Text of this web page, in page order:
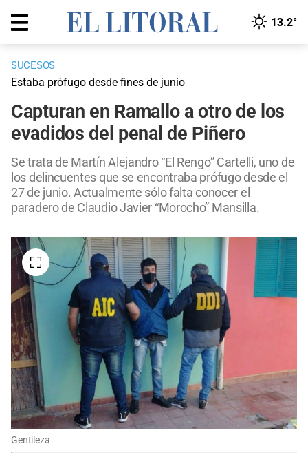
13.2°
SUCESOS
Estaba prófugo desde fines de junio
Capturan en Ramallo a otro de los
evadidos del penal de Piñero
Se trata de Martín Alejandro “El Rengo” Cartelli, uno de
los delincuentes que se encontraba prófugo desde el
27 de junio. Actualmente sólo falta conocer el
paradero de Claudio Javier “Morocho” Mansilla.
Gentileza